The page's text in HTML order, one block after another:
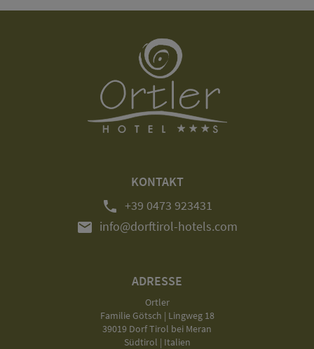
KONTAKT
phone +39 0473 923431
mail info@dorftirol-hotels.com
ADRESSE
Ortler
Familie Götsch | Lingweg 18
39019 Dorf Tirol bei Meran
Südtirol | Italien